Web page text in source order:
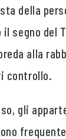
della
segno del
alla
controllo.
gli